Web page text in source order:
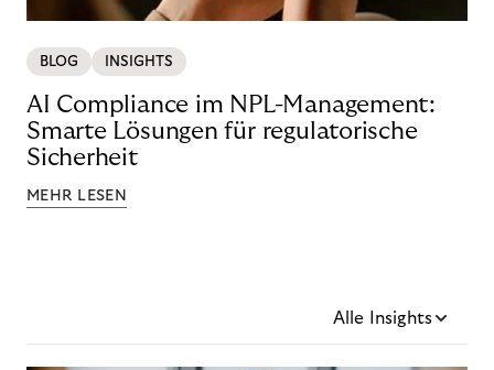
BLOG INSIGHTS
AI Compliance im NPL-Management:
Smarte Lösungen für regulatorische
Sicherheit
MEHR LESEN
Alle Insights